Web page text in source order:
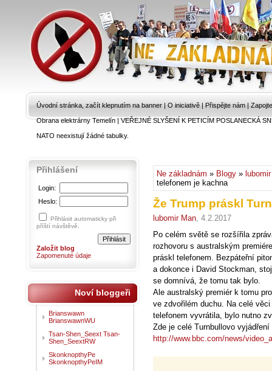
Úvodní stránka, začít klepnutím na banner | O iniciativě | Přispějte nám |
Obrana elektrárny Temelín|VEŘEJNÉ SLYŠENÍ K PETICÍM POSLANECKÁ
NATO neexistují žádné tabulky.
Ne základnám » Blogy »
telefonem je kachna
Že Trump práskl
lubomir Man, 4.2.2017
Po celém světě se rozšířila
rozhovoru s australským
práskl telefonem. Bezpáteřní
a dokonce i David Stockman,
se domnívá, že tomu tak bylo.
Ale australský premiér k tomu
ve zdvořilém duchu. Na celé
telefonem vyvrátila, bylo nutno
Zde je celé Turnbullovo
http://www.bbc.com/news/
Přihlášení
Login:
Heslo:
Přihlásit automaticky při
příští návštěvě.
Založit blog
Zapomenuté údaje
Noví bloggeři
Brianswawn
BrianswawnWU
Tsan-Shen_Seext Tsan-
Shen_SeextRW
SkonknopthyPe
SkonknopthyPeIM